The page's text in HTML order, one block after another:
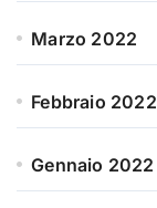
Marzo 2022
Febbraio 2022
Gennaio 2022